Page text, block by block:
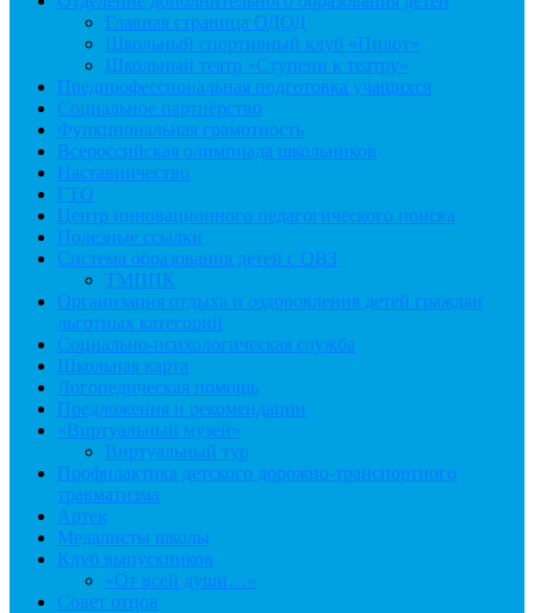
Главная страница ОДОД
Школьный спортивный клуб «Пилот»
Школьный театр «Ступени к театру»
Предпрофессиональная подготовка учащихся
Социальное партнёрство
Функциональная грамотность
Всероссийская олимпиада школьников
Наставничество
ГТО
Центр инновационного педагогического поиска
Полезные ссылки
Система образования детей с ОВЗ
ТМППК
Организация отдыха и оздоровления детей граждан
льготных категорий
Социально-психологическая служба
Школьная карта
Логопедическая помощь
Предложения и рекомендации
«Виртуальный музей»
Виртуальный тур
Профилактика детского дорожно-транспортного
травматизма
Артек
Медалисты школы
Клуб выпускников
«От всей души…»
Совет отцов